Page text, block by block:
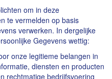
om in deze
te vermelden op basis
verwerken. In dergelijke
Gegevens wettig:
onze legitieme belangen in
diensten en producten
rechtmatige bedrijfsvoering